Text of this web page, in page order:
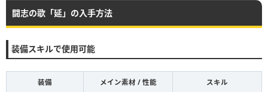
闘志の歌「延」の入手方法
装備スキルで使用可能
装備 メイン素材 / 性能 スキル